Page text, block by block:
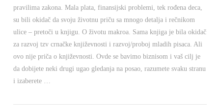
pravilima zakona. Mala plata, finansijski problemi, tek rođena deca,
su bili okidač da svoju životnu priču sa mnogo detalja i rečnikom
ulice – pretoči u knjigu. O životu makroa. Sama knjiga je bila okidač
za razvoj tzv crnačke književnosti i razvoj/proboj mladih pisaca. Ali
ovo nije priča o književnosti. Ovde se bavimo biznisom i vaš cilj je
da dobijete neki drugi ugao gledanja na posao, razumete svaku stranu
i izaberete …